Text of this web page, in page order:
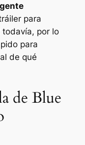
para
todavía, por lo
para
de qué
de Blue